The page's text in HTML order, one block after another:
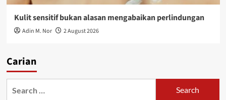
Kulit sensitif bukan alasan mengabaikan perlindungan
Adin M. Nor 2 August 2026
Carian